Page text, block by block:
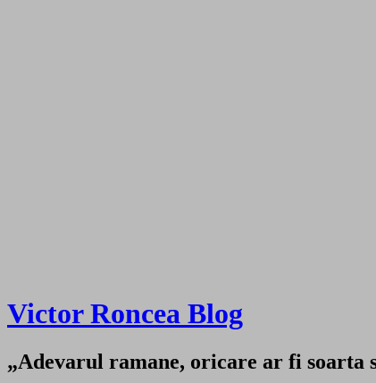
Victor Roncea Blog
„Adevarul ramane, oricare ar fi